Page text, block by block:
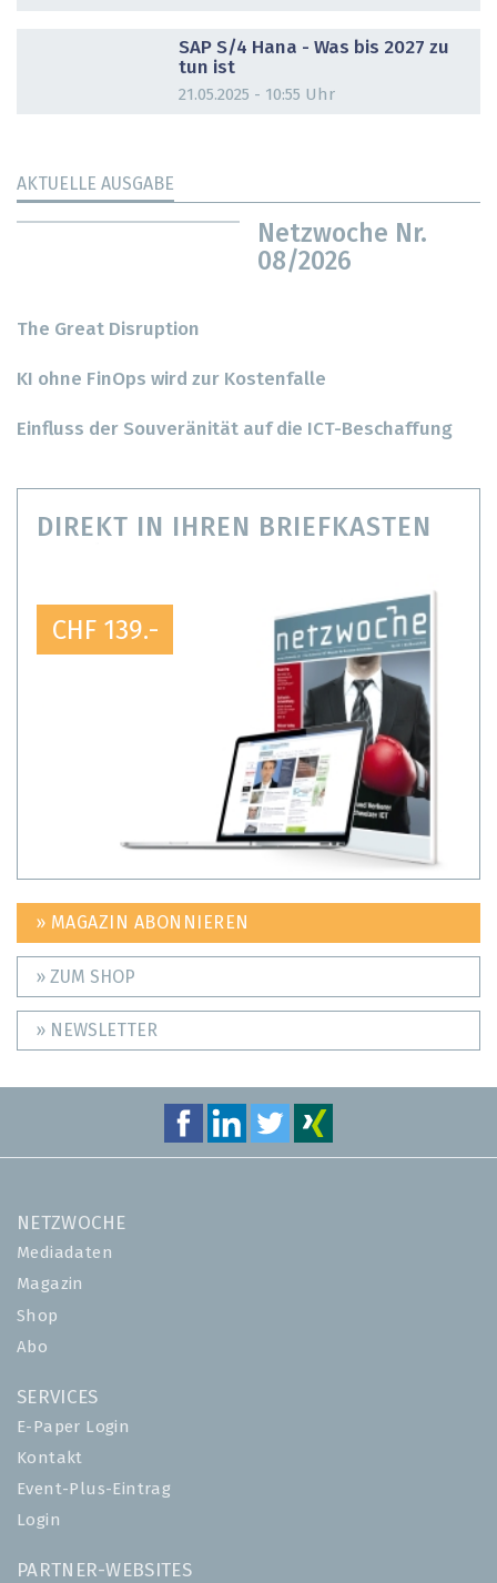
SAP S/4 Hana - Was bis 2027 zu
tun ist
21.05.2025 - 10:55 Uhr
AKTUELLE AUSGABE
Netzwoche Nr.
08/2026
The Great Disruption
KI ohne FinOps wird zur Kostenfalle
Einfluss der Souveränität auf die ICT-Beschaffung
DIREKT IN IHREN BRIEFKASTEN
CHF 139.-
» MAGAZIN ABONNIEREN
» ZUM SHOP
» NEWSLETTER
NETZWOCHE
Mediadaten
Magazin
Shop
Abo
SERVICES
E-Paper Login
Kontakt
Event-Plus-Eintrag
Login
PARTNER-WEBSITES